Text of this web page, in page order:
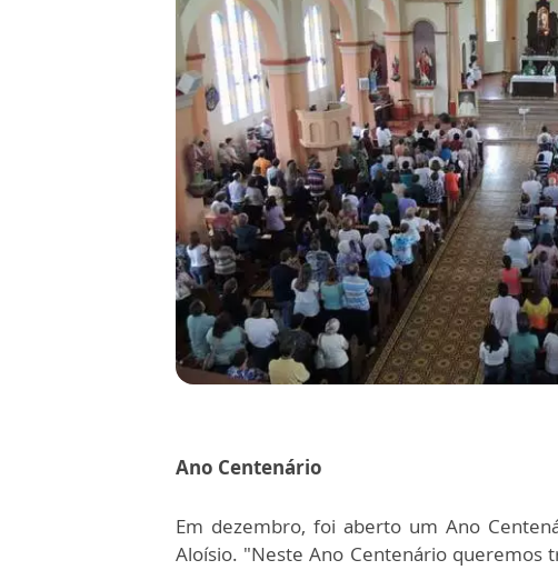
Ano Centenário
Em dezembro, foi aberto um Ano
Aloísio. "Neste Ano Centenário